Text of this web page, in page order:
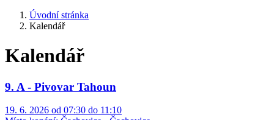
Úvodní stránka
Kalendář
Kalendář
9. A - Pivovar Tahoun
19. 6. 2026 od 07:30 do 11:10